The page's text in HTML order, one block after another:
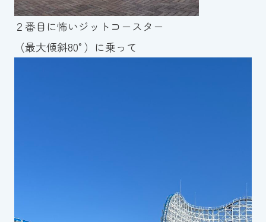
２番目に怖いジットコースター
（最大傾斜80°）に乗って